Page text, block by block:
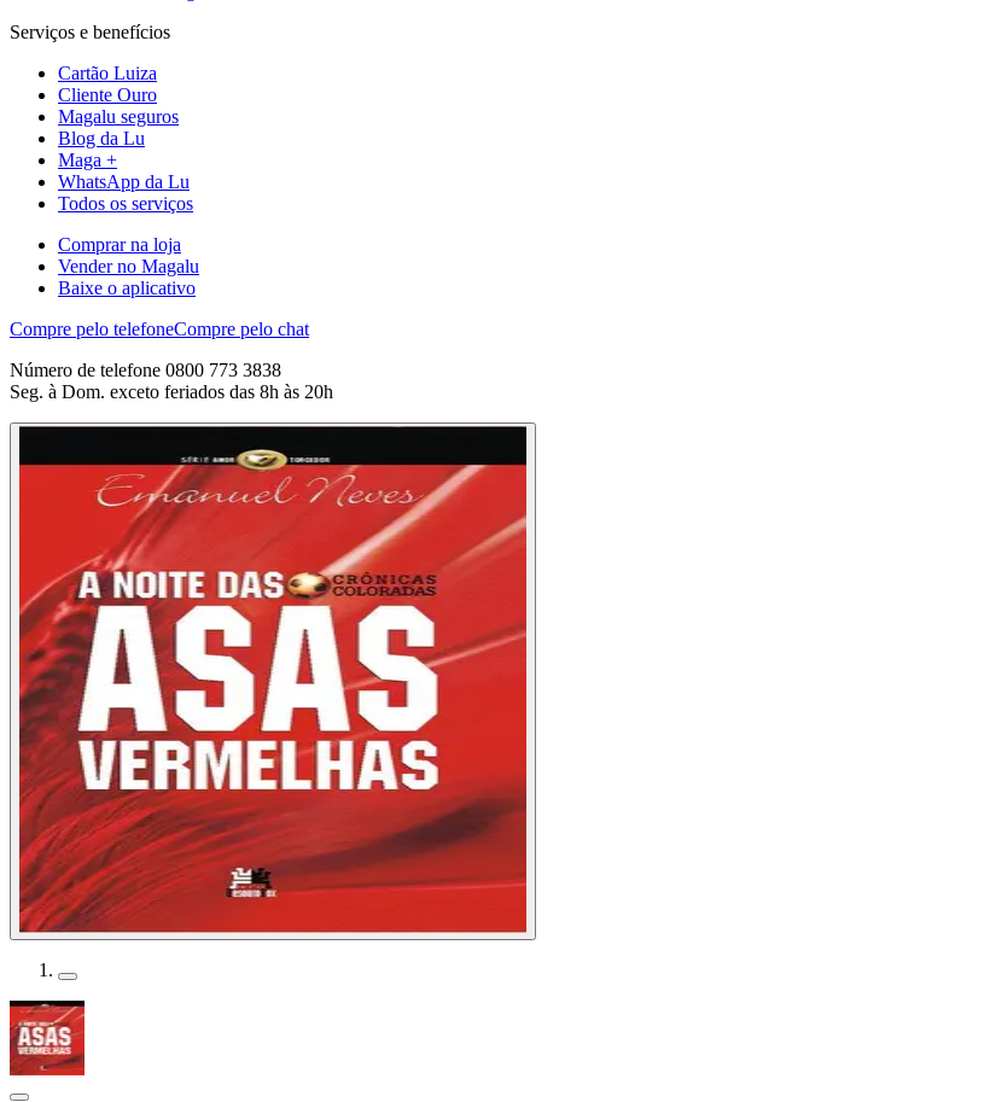
Serviços e benefícios
Cartão Luiza
Cliente Ouro
Magalu seguros
Blog da Lu
Maga +
WhatsApp da Lu
Todos os serviços
Comprar na loja
Vender no Magalu
Baixe o aplicativo
Compre pelo telefoneCompre pelo chat
Número de telefone 0800 773 3838
Seg. à Dom. exceto feriados das 8h às 20h